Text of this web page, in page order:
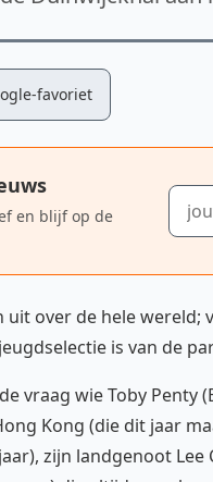
favoriet
en blijf op de
E-
over de hele wereld;
is van de
vraag wie Toby Penty
Kong (die dit jaar
zijn landgenoot